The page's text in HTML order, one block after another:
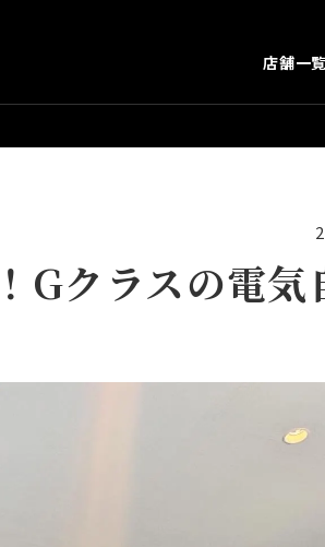
店舗一覧
Gクラスの電気